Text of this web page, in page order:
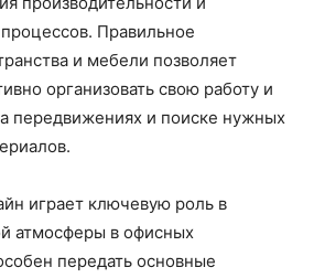
Правильное
и мебели позволяет
организовать свою работу и
передвижениях и поиске нужных
играет ключевую роль в
атмосферы в офисных
передать основные